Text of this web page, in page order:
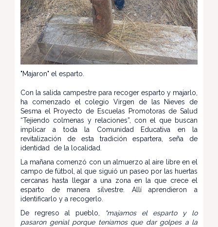
"Majaron" el esparto.
Con la salida campestre para recoger esparto y majarlo,
ha comenzado el colegio Virgen de las Nieves de
Sesma el Proyecto de Escuelas Promotoras de Salud
“Tejiendo colmenas y relaciones”, con el que buscan
implicar a toda la Comunidad Educativa en la
revitalización de esta tradición espartera, seña de
identidad de la localidad.
La mañana comenzó con un almuerzo al aire libre en el
campo de fútbol, al que siguió un paseo por las huertas
cercanas hasta llegar a una zona en la que crece el
esparto de manera silvestre. Allí aprendieron a
identificarlo y a recogerlo.
De regreso al pueblo,
"majamos el esparto y lo
pasaron genial porque teníamos que dar golpes a la